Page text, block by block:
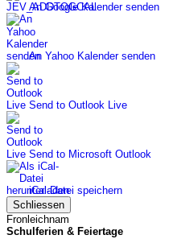
An Google Kalender senden
An Yahoo Kalender senden
Send to Outlook Live
Send to Microsoft Outlook
iCal-Datei speichern
Schliessen
Fronleichnam
Schulferien & Feiertage